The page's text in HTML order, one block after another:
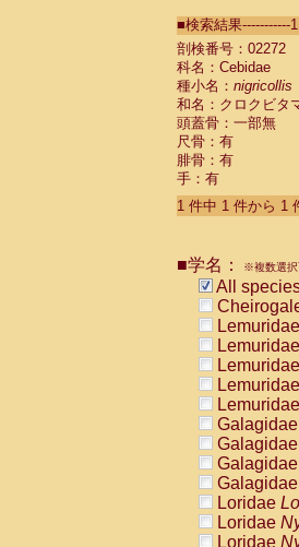
Cebidae
Cebidae
Cebidae
Cebidae
Cebidae
Cebidae
Cebidae
Cebidae
Cebidae
Cebidae
Cebidae
Cebidae
Cebidae
Cebidae
Atelidae
Atelidae
Atelidae
Atelidae
Atelidae
Atelidae
Atelidae
Atelidae
Atelidae
Atelidae
■検索結果-----------
剖検番号：02272
科名：Cebidae
種小名： nigricollis
和名：クロクビタ
頭蓋骨：一部無
尺骨：有
腓骨：有
手：有
1 件中 1 件から 1
■学名： ※複数選択
All
Lemuridae
Lemuridae
Lemuridae
Lemuridae
Lemuridae
Galagidae
Galagidae
Galagidae
Galagidae
Loridae
Loridae
Loridae